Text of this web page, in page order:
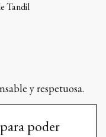
Tandil
y respetuosa.
poder